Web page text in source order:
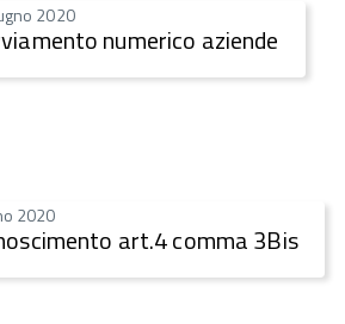
2020
numerico aziende
2020
art.4 comma 3Bis